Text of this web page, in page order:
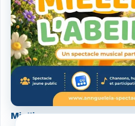
Mielline